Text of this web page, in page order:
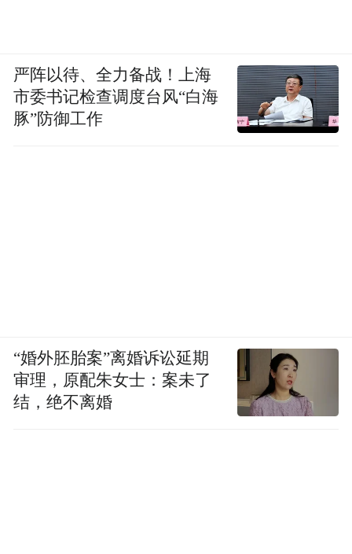
严阵以待、全力备战！上海
市委书记检查调度台风“白海
豚”防御工作
“婚外胚胎案”离婚诉讼延期
审理，原配朱女士：案未了
结，绝不离婚